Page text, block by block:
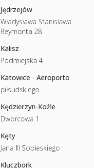
Jędrzejów
Władysława Stanisława
Reymonta 28
Kalisz
Podmiejska 4
Katowice - Aeroporto
piłsudskiego
Kędzierzyn-Koźle
Dworcowa 1
Kęty
Jana III Sobieskiego
Kluczbork